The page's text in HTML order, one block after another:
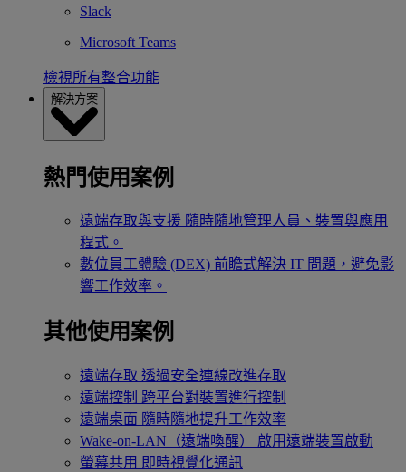
Slack
Microsoft Teams
檢視所有整合功能
解決方案
熱門使用案例
遠端存取與支援 隨時隨地管理人員、裝置與應用
程式。
數位員工體驗 (DEX) 前瞻式解決 IT 問題，避免影
響工作效率。
其他使用案例
遠端存取 透過安全連線改進存取
遠端控制 跨平台對裝置進行控制
遠端桌面 隨時隨地提升工作效率
Wake-on-LAN（遠端喚醒）
啟用遠端裝置啟動
螢幕共用 即時視覺化通訊